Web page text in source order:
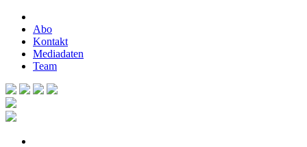
Abo
Kontakt
Mediadaten
Team